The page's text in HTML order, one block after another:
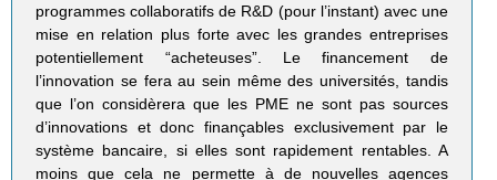
programmes collaboratifs de R&D (pour l’instant) avec une
mise en relation plus forte avec les grandes entreprises
potentiellement “acheteuses”. Le financement de
l’innovation se fera au sein même des universités, tandis
que l’on considèrera que les PME ne sont pas sources
d’innovations et donc finançables exclusivement par le
système bancaire, si elles sont rapidement rentables. A
moins que cela ne permette à de nouvelles agences